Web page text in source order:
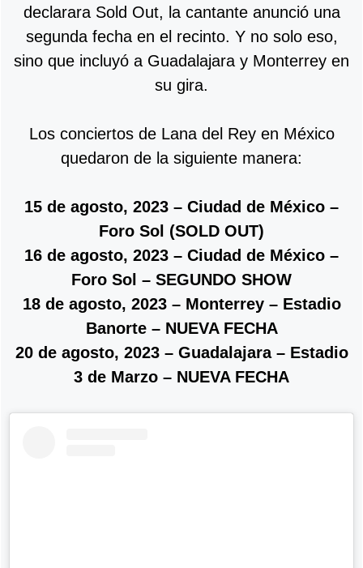
declarara Sold Out, la cantante anunció una
segunda fecha en el recinto. Y no solo eso,
sino que incluyó a Guadalajara y Monterrey en
su gira.
Los conciertos de Lana del Rey en México
quedaron de la siguiente manera:
15 de agosto, 2023 – Ciudad de México –
Foro Sol (SOLD OUT)
16 de agosto, 2023 – Ciudad de México –
Foro Sol – SEGUNDO SHOW
18 de agosto, 2023 – Monterrey – Estadio
Banorte – NUEVA FECHA
20 de agosto, 2023 – Guadalajara – Estadio
3 de Marzo – NUEVA FECHA